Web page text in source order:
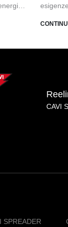
e
CAVI
SPREADER